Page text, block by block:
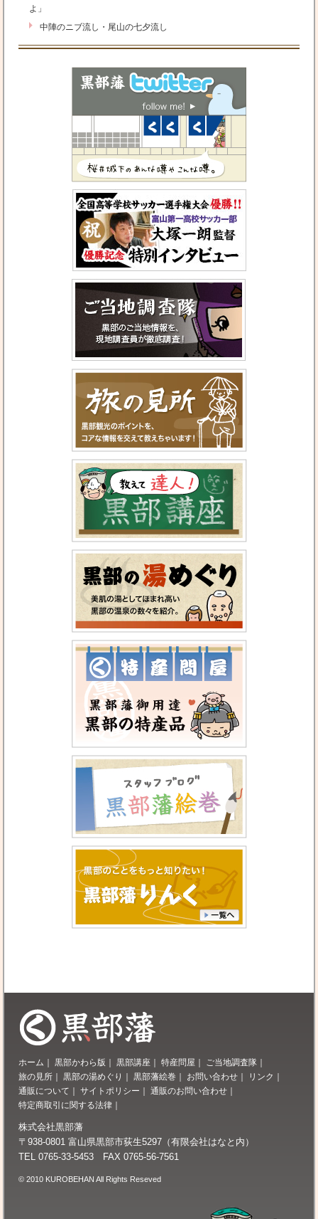
よ」
中陣のニブ流し・尾山の七夕流し
ホーム ｜ 黒部かわら版 ｜ 黒部講座 ｜ 特産問屋 ｜ ご当地調査隊 ｜
旅の見所 ｜ 黒部の湯めぐり ｜ 黒部藩絵巻 ｜ お問い合わせ ｜ リンク ｜
通販について ｜ サイトポリシー ｜ 通販のお問い合わせ ｜
特定商取引に関する法律 ｜
株式会社黒部藩
〒938-0801 富山県黒部市荻生5297（有限会社はなと内）
TEL 0765-33-5453 FAX 0765-56-7561
© 2010 KUROBEHAN All Rights Reseved